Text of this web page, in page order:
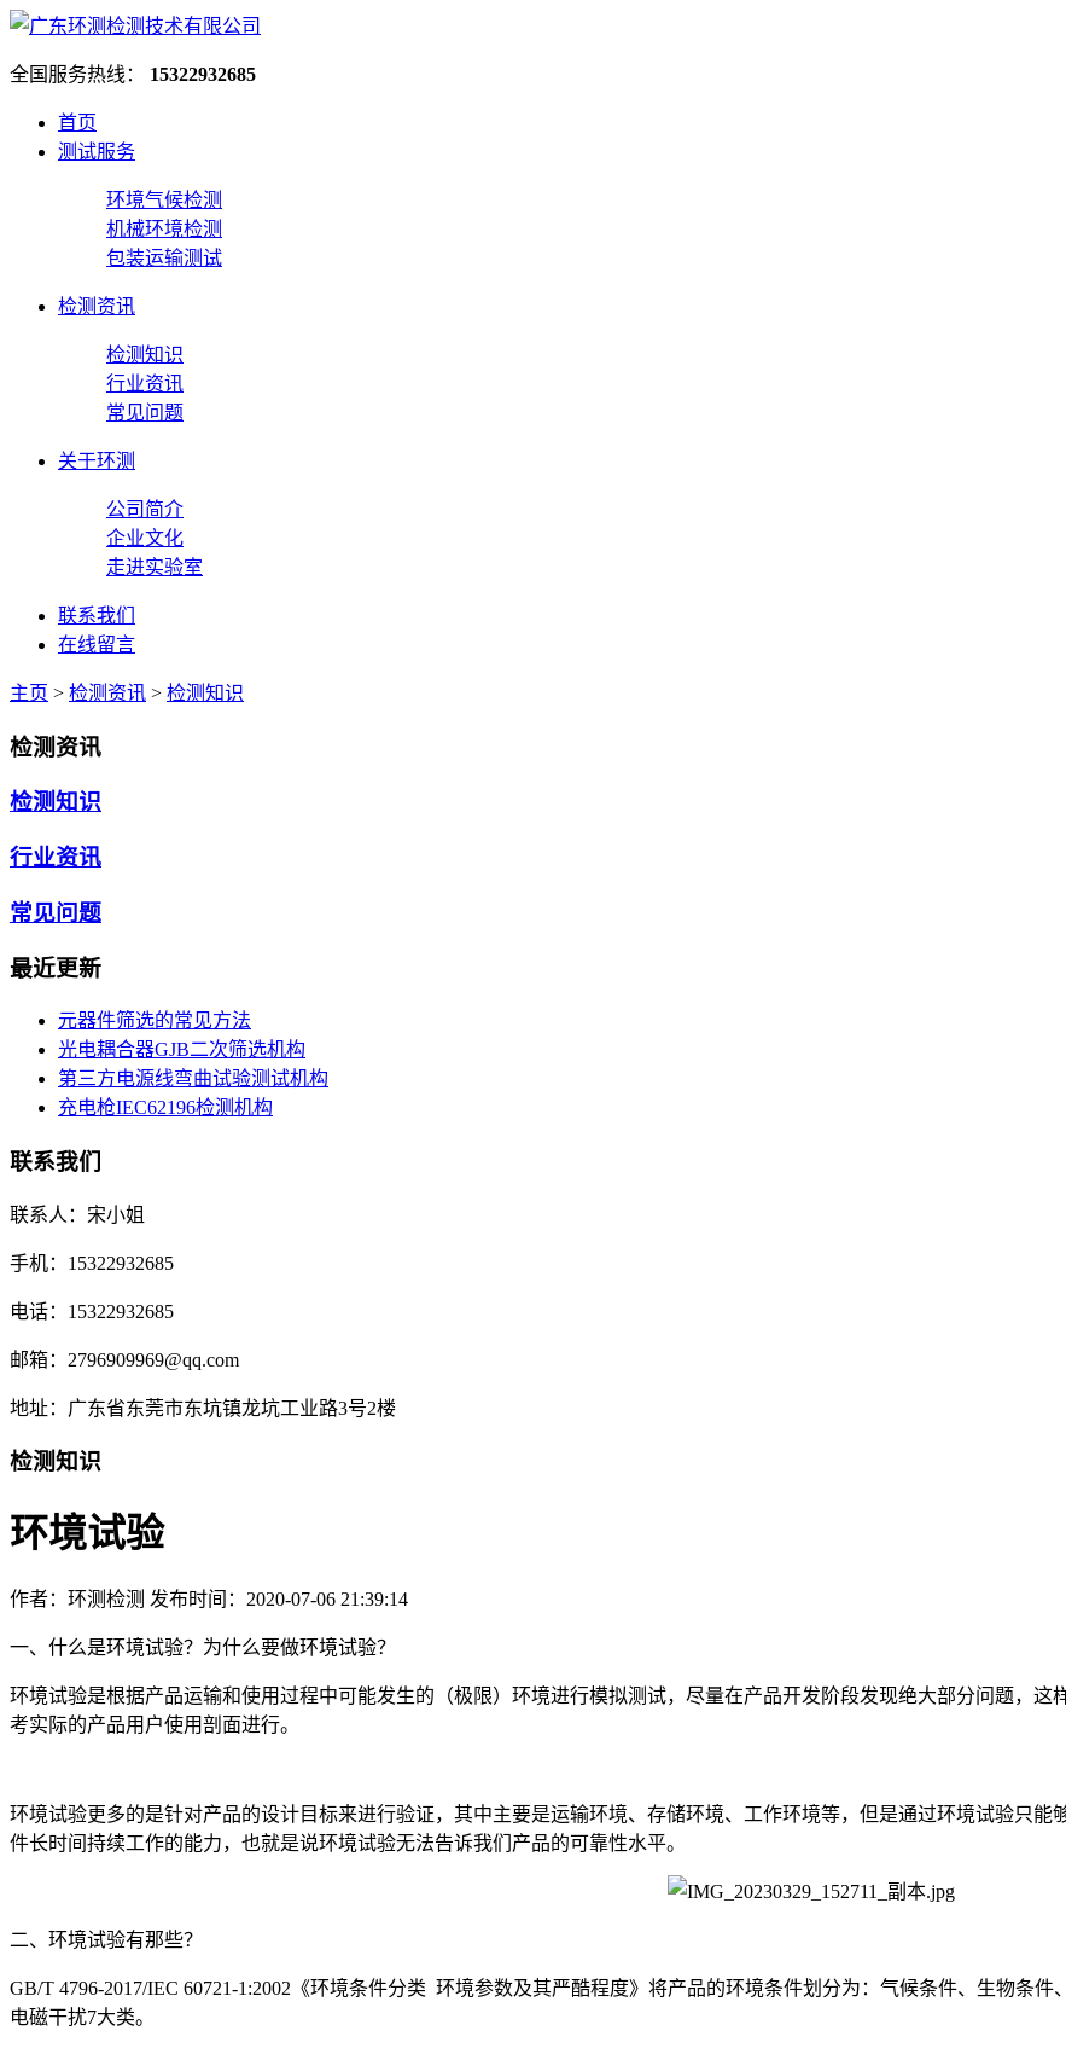
全国服务热线： 15322932685
首页
测试服务
环境气候检测
机械环境检测
包装运输测试
检测资讯
检测知识
行业资讯
常见问题
关于环测
公司简介
企业文化
走进实验室
联系我们
在线留言
主页 > 检测资讯 > 检测知识
检测资讯
检测知识
行业资讯
常见问题
最近更新
元器件筛选的常见方法
光电耦合器GJB二次筛选机构
第三方电源线弯曲试验测试机构
充电枪IEC62196检测机构
联系我们
联系人：宋小姐
手机：15322932685
电话：15322932685
邮箱：2796909969@qq.com
地址：广东省东莞市东坑镇龙坑工业路3号2楼
检测知识
环境试验
作者：环测检测 发布时间：2020-07-06 21:39:14
一、什么是环境试验？为什么要做环境试验？
环境试验是根据产品运输和使用过程中可能发生的（极限）环境进行模拟测试，尽量在产品开发阶段发现绝大部分问题，
考实际的产品用户使用剖面进行。
环境试验更多的是针对产品的设计目标来进行验证，其中主要是运输环境、存储环境、工作环境等，但是通过环境试验只
件长时间持续工作的能力，也就是说环境试验无法告诉我们产品的可靠性水平。
二、环境试验有那些？
GB/T 4796-2017/IEC 60721-1:2002《环境条件分类 环境参数及其严酷程度》将产品的环境条件划分为：气候条件、生物条
电磁干扰7大类。